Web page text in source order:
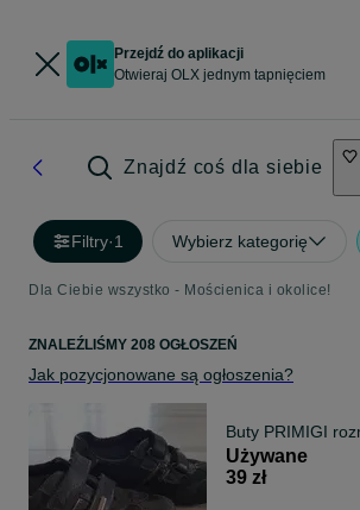
Przejdź do aplikacji
Otwieraj OLX jednym tapnięciem
Znajdź coś dla siebie
Filtry·1 Wybierz kategorię
Dla Ciebie wszystko - Mościenica i okolice!
ZNALEŹLIŚMY 208 OGŁOSZEŃ
Jak pozycjonowane są ogłoszenia?
Buty PRIMIGI
Używane
39 zł